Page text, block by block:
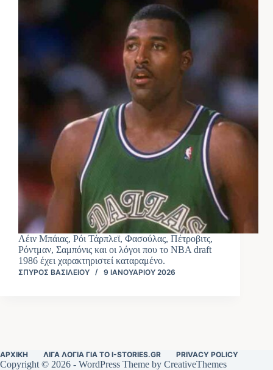
Λέιν Μπάιας, Ρόι Τάρπλεϊ, Φασούλας, Πέτροβιτς,
Ρόντμαν, Σαμπόνις και οι λόγοι που το NBA draft
1986 έχει χαρακτηριστεί καταραμένο.
ΣΠΎΡΟΣ ΒΑΣΙΛΕΊΟΥ 9 ΙΑΝΟΥΑΡΊΟΥ 2026
ΑΡΧΙΚΉ ΛΊΓΑ ΛΌΓΙΑ ΓΙΑ ΤΟ I-STORIES.GR PRIVACY POLICY
Copyright © 2026 - WordPress Theme by CreativeThemes